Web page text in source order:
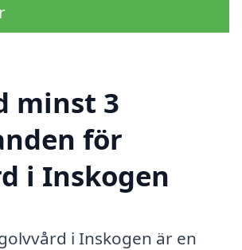
minst 3
för
i Inskogen
i Inskogen är en